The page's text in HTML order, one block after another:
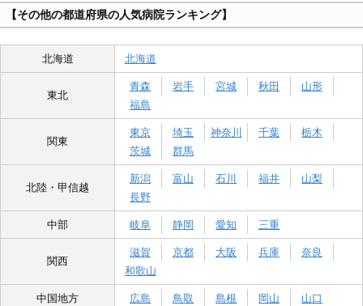
【その他の都道府県の人気病院ランキング】
北海道 北海道
東北
青森 岩手 宮城 秋田
山形
福島
関東
東京 埼玉 神奈川 千葉
栃木
茨城
群馬
北陸・甲信越
新潟 富山 石川 福井
山梨
長野
中部 岐阜 静岡 愛知 三重
関西
滋賀 京都 大阪 兵庫
奈良
和歌山
中国地方 広島 鳥取 島根 岡山 山口